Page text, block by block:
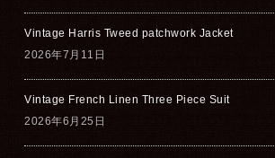
Vintage Harris Tweed patchwork Jacket
2026年7月11日
Vintage French Linen Three Piece Suit
2026年6月25日